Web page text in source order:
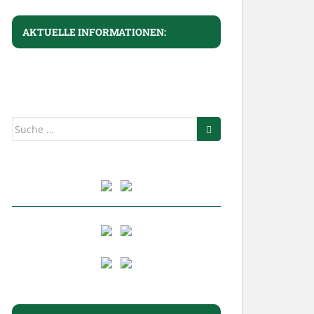
AKTUELLE INFORMATIONEN:
Suche